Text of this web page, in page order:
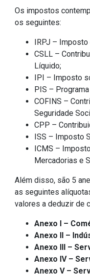
Os impostos
os seguintes:
IRPJ –
CSLL –
Líquido;
IPI – Imposto
PIS –
COFINS –
Seguridade
CPP –
ISS – Imposto
ICMS –
Mercadorias e
Além disso, são 5
as seguintes
valores a deduzir de
Anexo I –
Anexo II –
Anexo III –
Anexo IV –
Anexo V –